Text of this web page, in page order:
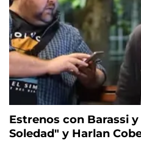
Estrenos con Barassi
Soledad" y Harlan